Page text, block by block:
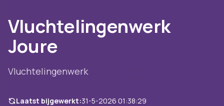
Vluchtelingenwerk
Joure
Vluchtelingenwerk
Laatst bijgewerkt:31-5-2026 01:38:29